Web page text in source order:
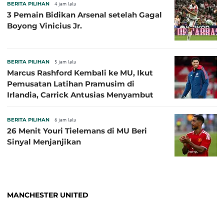
BERITA PILIHAN 4 jam lalu
3 Pemain Bidikan Arsenal setelah Gagal
Boyong Vinicius Jr.
BERITA PILIHAN 5 jam lalu
Marcus Rashford Kembali ke MU, Ikut
Pemusatan Latihan Pramusim di
Irlandia, Carrick Antusias Menyambut
BERITA PILIHAN 6 jam lalu
26 Menit Youri Tielemans di MU Beri
Sinyal Menjanjikan
MANCHESTER UNITED